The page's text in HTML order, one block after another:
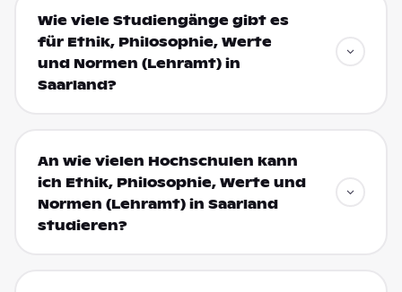
Wie viele Studiengänge gibt es
für Ethik, Philosophie, Werte
und Normen (Lehramt) in
Saarland?
An wie vielen Hochschulen kann
ich Ethik, Philosophie, Werte und
Normen (Lehramt) in Saarland
studieren?